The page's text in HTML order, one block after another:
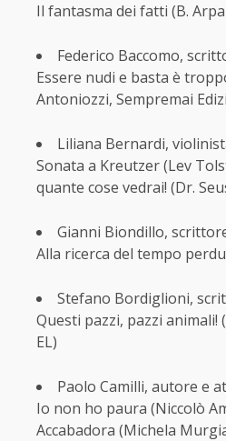
Il fantasma dei fatti (B.
Federico Baccomo,
Essere nudi e basta è
Antoniozzi, Sempremai
Liliana Bernardi,
Sonata a Kreutzer (Lev
quante cose vedrai! (Dr.
Gianni Biondillo,
Alla ricerca del tempo
Stefano Bordiglioni,
Questi pazzi, pazzi animali!
EL)
Paolo Camilli, autore e
Io non ho paura (Niccolò
Accabadora (Michela